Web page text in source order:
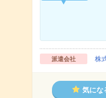
派遣会社 株
気にな